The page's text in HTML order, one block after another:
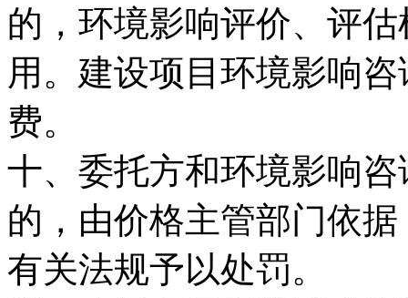
的，环境影响评价、评
用。建设项目环境影响
费。
十、委托方和环境影响
的，由价格主管部门依
有关法规予以处罚。